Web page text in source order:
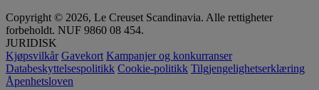
Copyright © 2026, Le Creuset Scandinavia. Alle rettigheter
forbeholdt. NUF 9860 08 454.
JURIDISK
Kjøpsvilkår Gavekort Kampanjer og konkurranser
Databeskyttelsespolitikk Cookie-politikk Tilgjengelighetserklæring
Åpenhetsloven